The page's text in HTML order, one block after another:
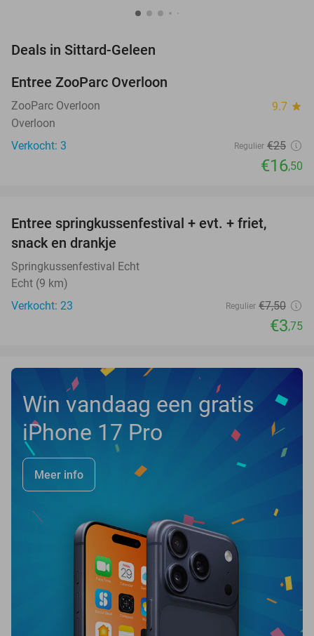
Deals in Sittard-Geleen
TODAY
Entree ZooParc Overloon
ZooParc Overloon 9.7 star
Overloon
Verkocht: 3
Regulier €25
€16,50
TODAY
Entree springkussenfestival + evt. + friet,
snack en drankje
Springkussenfestival Echt
Echt (9 km)
Verkocht: 23
Regulier €7,50
€3,75
Win vandaag een gratis
iPhone 17 Pro
Meer info